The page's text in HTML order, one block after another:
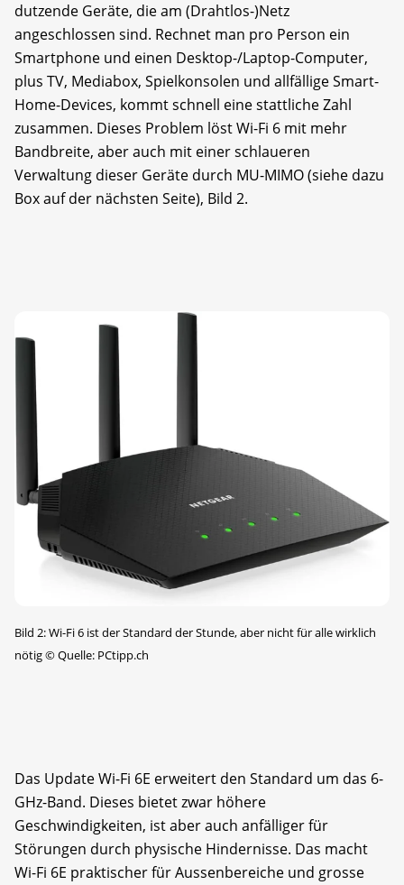
dutzende Geräte, die am (Drahtlos-)Netz
angeschlossen sind. Rechnet man pro Person ein
Smartphone und einen Desktop-/Laptop-Computer,
plus TV, Mediabox, Spielkonsolen und allfällige Smart-
Home-Devices, kommt schnell eine stattliche Zahl
zusammen. Dieses Problem löst Wi-Fi 6 mit mehr
Bandbreite, aber auch mit einer schlaueren
Verwaltung dieser Geräte durch MU-MIMO (siehe dazu
Box auf der nächsten Seite), Bild 2.
Bild 2: Wi-Fi 6 ist der Standard der Stunde, aber nicht für alle wirklich
nötig©Quelle: PCtipp.ch
Das Update Wi-Fi 6E erweitert den Standard um das 6-
GHz-Band. Dieses bietet zwar höhere
Geschwindigkeiten, ist aber auch anfälliger für
Störungen durch physische Hindernisse. Das macht
Wi-Fi 6E praktischer für Aussenbereiche und grosse